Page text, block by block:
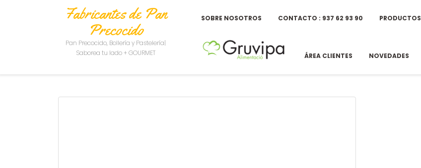
Fabricantes de Pan
Precocido
Pan Precocido, Bollería y Pastelería|
Saborea tu lado + GOURMET
SOBRE NOSOTROS CONTACTO : 937 62 93 90 PRODUCTOS
ÁREA CLIENTES NOVEDADES